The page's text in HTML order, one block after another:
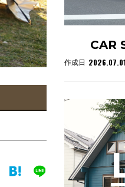
CAR
作成日 2026.07.01